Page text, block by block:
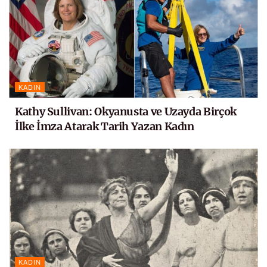
KADIN
Kathy Sullivan: Okyanusta ve Uzayda Birçok
İlke İmza Atarak Tarih Yazan Kadın
KADIN